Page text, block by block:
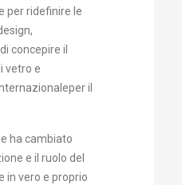
per ridefinire le
concepire il
vetro e
il
ha cambiato
e il ruolo del
in vero e proprio